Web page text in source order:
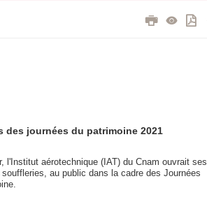
des journées du patrimoine 2021
l'Institut aérotechnique (IAT) du Cnam ouvrait ses
au public dans la cadre des Journées